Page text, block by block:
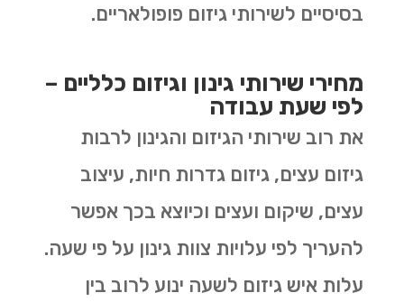
בסיסיים לשירותי גיזום פופולאריים.
מחירי שירותי גינון וגיזום כלליים –
לפי שעת עבודה
את רוב שירותי הגיזום והגינון לרבות
גיזום עצים, גיזום גדרות חיות, עיצוב
עצים, שיקום ועצים וכיוצא בכך אפשר
להעריך לפי עלויות צוות גינון על פי שעה.
עלות איש גיזום לשעה ינוע לרוב בין